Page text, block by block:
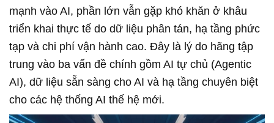
mạnh vào AI, phần lớn vẫn gặp khó khăn ở khâu
triển khai thực tế do dữ liệu phân tán, hạ tầng phức
tạp và chi phí vận hành cao. Đây là lý do hãng tập
trung vào ba vấn đề chính gồm AI tự chủ (Agentic
AI), dữ liệu sẵn sàng cho AI và hạ tầng chuyên biệt
cho các hệ thống AI thế hệ mới.